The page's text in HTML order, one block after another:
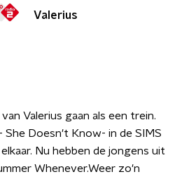
Valerius
Valerius gaan als een trein.
She Doesn't Know- in de SIMS
Nu hebben de jongens uit
Whenever.Weer zo'n